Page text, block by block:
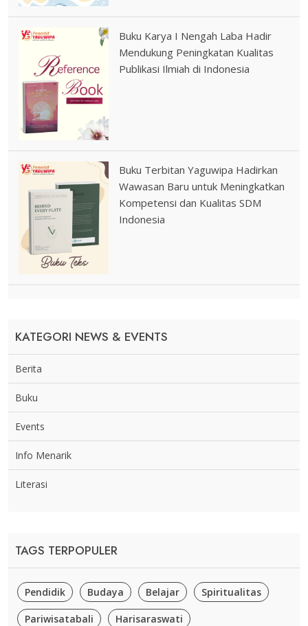
Buku Karya I Nengah Laba Hadir
Mendukung Peningkatan Kualitas
Publikasi Ilmiah di Indonesia
Buku Terbitan Yaguwipa Hadirkan
Wawasan Baru untuk Meningkatkan
Kompetensi dan Kualitas SDM
Indonesia
KATEGORI NEWS & EVENTS
Berita
Buku
Events
Info Menarik
Literasi
TAGS TERPOPULER
Pendidik Budaya Belajar Spiritualitas
Pariwisatabali Harisaraswati